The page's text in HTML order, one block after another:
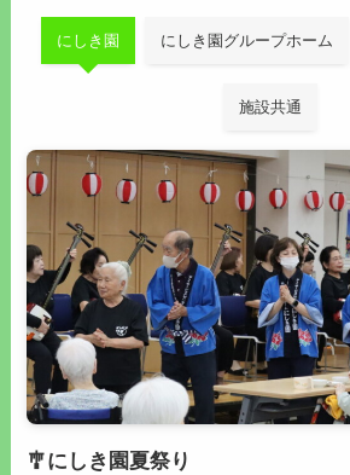
にしき園 にしき園グループホーム
施設共通
🎐にしき園夏祭り